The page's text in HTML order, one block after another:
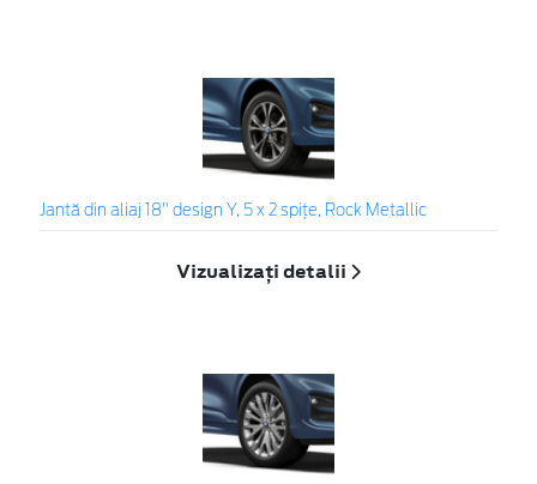
Jantă din aliaj 18" design Y, 5 x 2 spiţe, Rock Metallic
Vizualizați detalii